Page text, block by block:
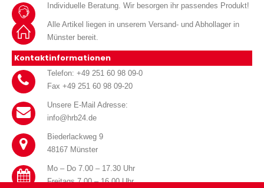
Individuelle Beratung. Wir besorgen ihr passendes Produkt!
Alle Artikel liegen in unserem Versand- und Abhollager in
Münster bereit.
Kontaktinformationen
Telefon: +49 251 60 98 09-0
Fax +49 251 60 98 09-20
Unsere E-Mail Adresse:
info@hrb24.de
Biederlackweg 9
48167 Münster
Mo – Do 7.00 – 17.30 Uhr
Freitags 7.00 – 16.00 Uhr